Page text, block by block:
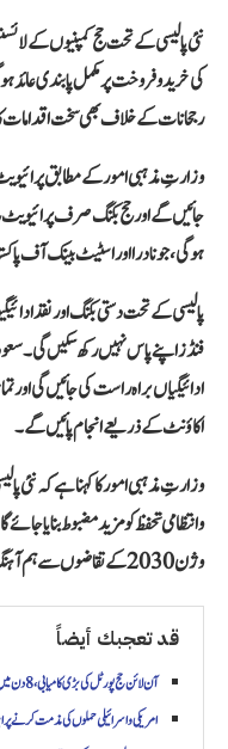
نئی پالیسی کے تحت حج کمپنیوں کے
کی خرید و فروخت پر مکمل پابندی
رجحانات کے خلاف بھی سخت اقدامات
وزارتِ مذہبی امور کے مطابق
ہوگی، جو نادرا اور اسٹیٹ بینک آف
پالیسی کے تحت دستی بکنگ اور نقد
فنڈز اپنے پاس نہیں رکھ سکیں گی۔
ادائیگیاں براہ راست کی جائیں گی
اکاؤنٹ کے ذریعے انجام پائیں گے۔
وزارتِ مذہبی امور کا کہنا ہے کہ نئی
و انتظامی تحفظ کو مزید مضبوط بنایا
وژن 2030 کے تقاضوں سے ہم آہنگ ہو جائے گا۔
قد تعجبك أيضاً
آن لائن حج پورٹل کی بڑی کامیابی، 8 دن میں ڈیڑھ لاکھ حج درخواستیں رجسٹر
امریکی و اسرائیلی حملوں کی مذمت کرنے